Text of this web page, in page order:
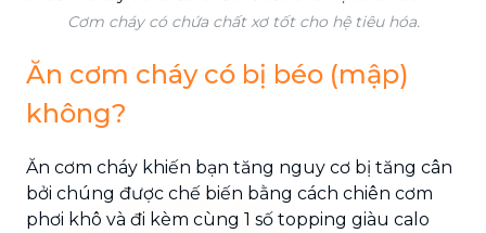
Cơm cháy có chứa chất xơ tốt cho hệ tiêu hóa.
Ăn cơm cháy có bị béo (mập)
không?
Ăn cơm cháy khiến bạn tăng nguy cơ bị tăng cân
bởi chúng được chế biến bằng cách chiên cơm
phơi khô và đi kèm cùng 1 số topping giàu calo